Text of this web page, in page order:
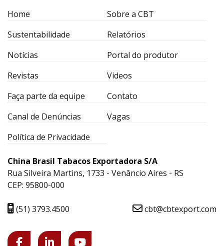
Home
Sobre a CBT
Sustentabilidade
Relatórios
Notícias
Portal do produtor
Revistas
Vídeos
Faça parte da equipe
Contato
Canal de Denúncias
Vagas
Política de Privacidade
China Brasil Tabacos Exportadora S/A
Rua Silveira Martins, 1733 - Venâncio Aires - RS
CEP: 95800-000
(51) 3793.4500 cbt@cbtexport.com